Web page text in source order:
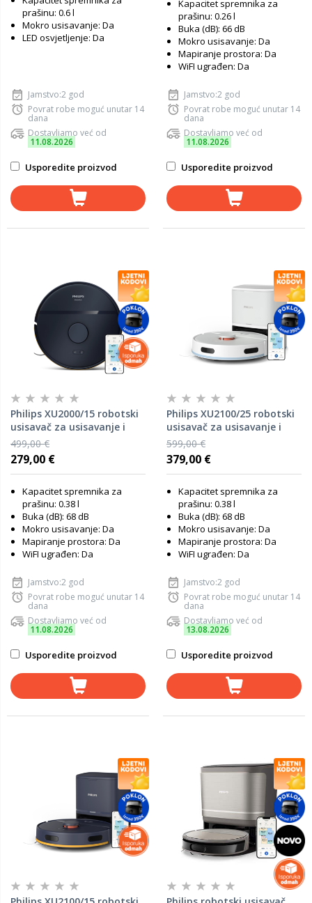
prašinu: 0.6 l
Mokro usisavanje: Da
LED osvjetljenje: Da
Jamstvo:2 god
Povrat robe moguć unutar 14
dana
Dostavljamo već od
11.08.2026
Usporedite proizvod
Kapacitet spremnika za
prašinu: 0.26 l
Buka (dB): 66 dB
Mokro usisavanje: Da
Mapiranje prostora: Da
WiFI ugrađen: Da
Jamstvo:2 god
Povrat robe moguć unutar 14
dana
Dostavljamo već od
11.08.2026
Usporedite proizvod
Philips XU2000/15 robotski
usisavač za usisavanje i
brisanje
499,00 €
279,00 €
Kapacitet spremnika za
prašinu: 0.38 l
Buka (dB): 68 dB
Mokro usisavanje: Da
Mapiranje prostora: Da
WiFI ugrađen: Da
Jamstvo:2 god
Povrat robe moguć unutar 14
dana
Dostavljamo već od
11.08.2026
Usporedite proizvod
Philips XU2100/25 robotski
usisavač za usisavanje i
brisanje
599,00 €
379,00 €
Kapacitet spremnika za
prašinu: 0.38 l
Buka (dB): 68 dB
Mokro usisavanje: Da
Mapiranje prostora: Da
WiFI ugrađen: Da
Jamstvo:2 god
Povrat robe moguć unutar 14
dana
Dostavljamo već od
13.08.2026
Usporedite proizvod